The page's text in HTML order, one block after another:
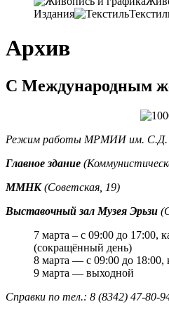
Издания
Архив
С Международным
Режим работы МРМИИ им. С.Д.
Главное здание
ММНК(Советская, 19)
Выставочный зал Музея Эрьзи
7 марта – с 09:00 до 17:00,
(сокращённый день)
8 марта — с 09:00 до 18:00,
9 марта — выходной
Справки по тел.: 8 (8342) 47-80-